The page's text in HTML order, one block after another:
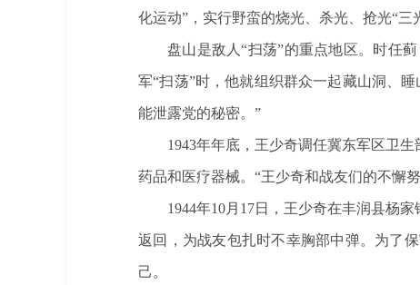
化运动”，实行野蛮的烧光、杀光、抢光“三
盘山是敌人“扫荡”的重点地区。时任
军“扫荡”时，他就组织群众一起藏山洞、
能泄露党的秘密。”
1943年年底，王少奇调任冀东军区卫
药品和医疗器械。“王少奇和战友们的不懈
1944年10月17日，王少奇在丰润县杨
返回，为战友包扎时不幸胸部中弹。为了
己。